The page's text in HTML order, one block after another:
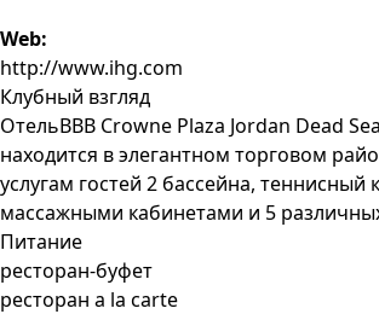
Web:
http://www.ihg.com
Клубный взгляд
ОтельВВВ Crowne Plaza Jordan Dead
находится в элегантном торговом
услугам гостей 2 бассейна, теннисный
массажными кабинетами и 5
Питание
ресторан-буфет
ресторан a la carte